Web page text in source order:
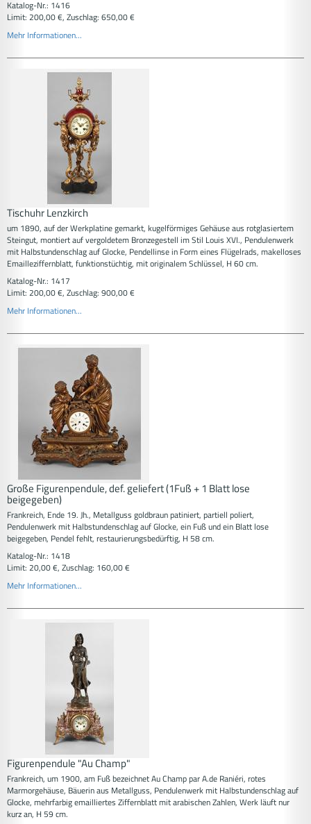
Katalog-Nr.: 1416
Limit: 200,00 €, Zuschlag: 650,00 €
Mehr Informationen...
Tischuhr Lenzkirch
um 1890, auf der Werkplatine gemarkt, kugelförmiges Gehäuse aus rotglasiertem
Steingut, montiert auf vergoldetem Bronzegestell im Stil Louis XVI., Pendulenwerk
mit Halbstundenschlag auf Glocke, Pendellinse in Form eines Flügelrads, makelloses
Emailleziffernblatt, funktionstüchtig, mit originalem Schlüssel, H 60 cm.
Katalog-Nr.: 1417
Limit: 200,00 €, Zuschlag: 900,00 €
Mehr Informationen...
Große Figurenpendule, def. geliefert (1Fuß + 1 Blatt lose
beigegeben)
Frankreich, Ende 19. Jh., Metallguss goldbraun patiniert, partiell poliert,
Pendulenwerk mit Halbstundenschlag auf Glocke, ein Fuß und ein Blatt lose
beigegeben, Pendel fehlt, restaurierungsbedürftig, H 58 cm.
Katalog-Nr.: 1418
Limit: 20,00 €, Zuschlag: 160,00 €
Mehr Informationen...
Figurenpendule "Au Champ"
Frankreich, um 1900, am Fuß bezeichnet Au Champ par A.de Raniéri, rotes
Marmorgehäuse, Bäuerin aus Metallguss, Pendulenwerk mit Halbstundenschlag auf
Glocke, mehrfarbig emailliertes Ziffernblatt mit arabischen Zahlen, Werk läuft nur
kurz an, H 59 cm.